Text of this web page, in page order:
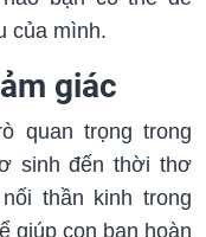
của mình.
giác
quan trọng trong
sinh đến thời thơ
thần kinh trong
giúp con bạn hoàn